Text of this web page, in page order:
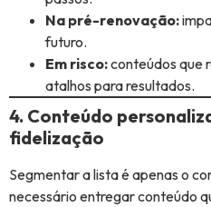
Na pré-renovação:
futuro.
Em risco:conteúdos que
atalhos para resultados.
4. Conteúdo
fidelização
Segmentar a lista é apenas o
necessário entregar conteúdo